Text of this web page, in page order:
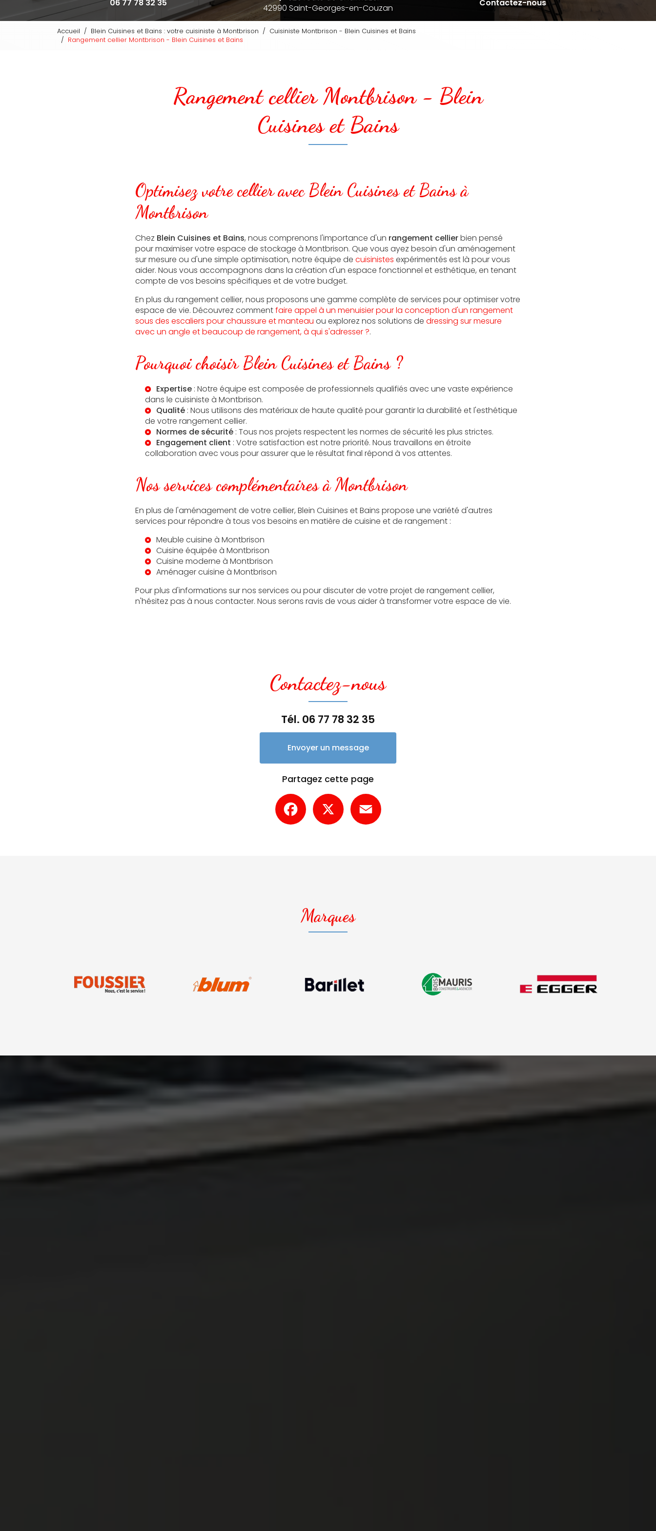
06 77 78 32 35
42990 Saint-Georges-en-Couzan
Contactez-nous
Accueil Blein Cuisines et Bains : votre cuisiniste à Montbrison
Cuisiniste Montbrison - Blein Cuisines et Bains
Rangement cellier Montbrison - Blein Cuisines et Bains
Rangement cellier Montbrison - Blein
Cuisines et Bains
Optimisez votre cellier avec Blein Cuisines et Bains à
Montbrison
Chez Blein Cuisines et Bains, nous comprenons l'importance d'un rangement cellierbien pensé
pour maximiser votre espace de stockage à Montbrison. Que vous ayez besoin d'un aménagement
sur mesure ou d'une simple optimisation, notre équipe de cuisinistes expérimentés est là pour vous
aider. Nous vous accompagnons dans la création d'un espace fonctionnel et esthétique, en tenant
compte de vos besoins spécifiques et de votre budget.
En plus du rangement cellier, nous proposons une gamme complète de services pour optimiser votre
espace de vie. Découvrez commentfaire appel à un menuisier pour la conception d'un rangement
sous des escaliers pour chaussure et manteau ou explorez nos solutions de dressing sur mesure
avec un angle et beaucoup de rangement, à qui s'adresser ?.
Pourquoi choisir Blein Cuisines et Bains ?
Expertise : Notre équipe est composée de professionnels qualifiés avec une vaste expérience
dans le cuisiniste à Montbrison.
Qualité : Nous utilisons des matériaux de haute qualité pour garantir la durabilité et l'esthétique
de votre rangement cellier.
Normes de sécurité : Tous nos projets respectent les normes de sécurité les plus strictes.
Engagement client : Votre satisfaction est notre priorité. Nous travaillons en étroite
collaboration avec vous pour assurer que le résultat final répond à vos attentes.
Nos services complémentaires à Montbrison
En plus de l'aménagement de votre cellier, Blein Cuisines et Bains propose une variété d'autres
services pour répondre à tous vos besoins en matière de cuisine et de rangement :
Meuble cuisine à Montbrison
Cuisine équipée à Montbrison
Cuisine moderne à Montbrison
Aménager cuisine à Montbrison
Pour plus d'informations sur nos services ou pour discuter de votre projet de rangement cellier,
n'hésitez pas à nous contacter. Nous serons ravis de vous aider à transformer votre espace de vie.
Contactez-nous
Tél. 06 77 78 32 35
Envoyer un message
Partagez cette page
Facebook
Marques